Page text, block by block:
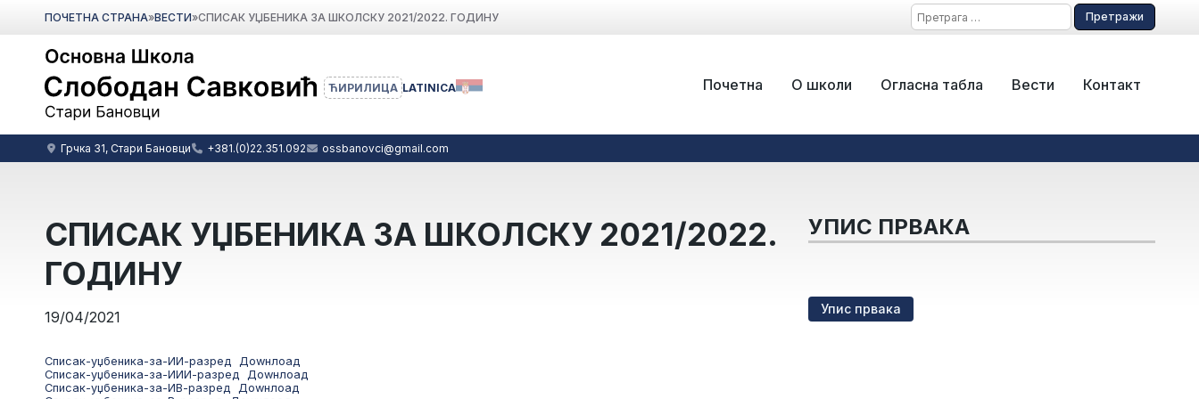
ПОЧЕТНА СТРАНА»ВЕСТИ»СПИСАК УЏБЕНИКА ЗА ШКОЛСКУ 2021/2022. ГОДИНУ
Претрага
за:
Почетна О школи Огласна табла Вести Контакт
LATINICA
ЋИРИЛИЦА
Грчка 31, Стари Бановци +381.(0)22.351.092 ossbanovci@gmail.com
СПИСАК УЏБЕНИКА ЗА ШКОЛСКУ 2021/2022.
ГОДИНУ
19/04/2021
Списак-уџбеника-за-ИИ-разред
Доwнлоад
Списак-уџбеника-за-ИИИ-разред
Доwнлоад
Списак-уџбеника-за-ИВ-разред
Доwнлоад
УПИС ПРВАКА
Упис првака